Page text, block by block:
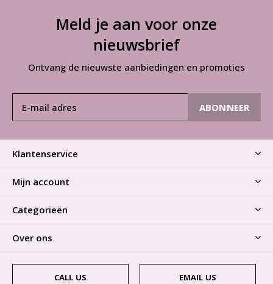
Meld je aan voor onze
nieuwsbrief
Ontvang de nieuwste aanbiedingen en promoties
ABONNEER
Klantenservice
Mijn account
Categorieën
Over ons
CALL US EMAIL US